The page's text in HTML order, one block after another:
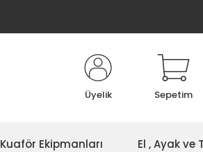
Üyelik Sepetim
Kuaför Ekipmanları El , Ayak ve